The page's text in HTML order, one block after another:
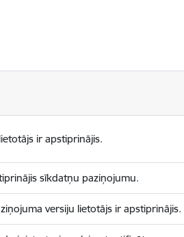
ir apstiprinājis.
sīkdatņu paziņojumu.
versiju lietotājs ir apstiprinājis.